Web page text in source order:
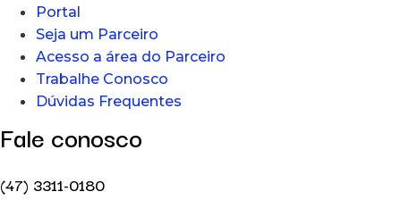
Portal
Seja um Parceiro
Acesso a área do Parceiro
Trabalhe Conosco
Dúvidas Frequentes
Fale conosco
(47) 3311-0180